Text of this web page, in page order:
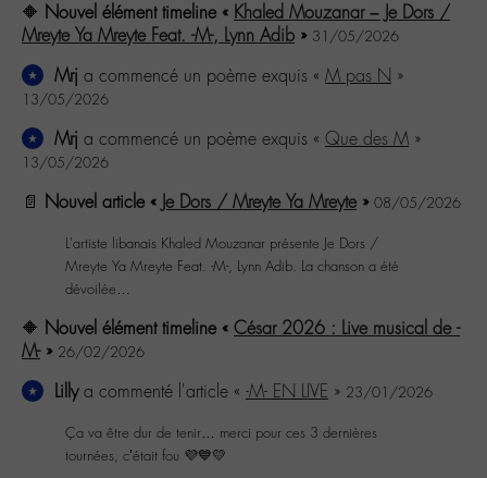
🔶 Nouvel élément timeline « Khaled Mouzanar – Je Dors /
Mreyte Ya Mreyte Feat. -M-, Lynn Adib » 31/05/2026
Mrj a commencé un poème exquis « M pas N »
13/05/2026
Mrj a commencé un poème exquis « Que des M »
13/05/2026
📄 Nouvel article « Je Dors / Mreyte Ya Mreyte » 08/05/2026
L'artiste libanais Khaled Mouzanar présente Je Dors /
Mreyte Ya Mreyte Feat. -M-, Lynn Adib. La chanson a été
dévoilée…
🔶 Nouvel élément timeline « César 2026 : Live musical de -
M-» 26/02/2026
Lillya commenté l'article « -M- EN LIVE » 23/01/2026
Ça va être dur de tenir… merci pour ces 3 dernières
tournées, c’était fou 💜💙💛